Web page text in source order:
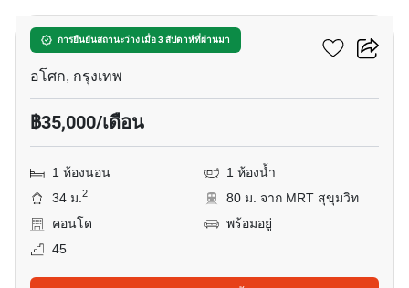
การยืนยันสถานะว่าง เมื่อ 3 สัปดาห์ที่ผ่านมา
แอชตัน อโศก
อโศก, กรุงเทพ
฿35,000/เดือน
1 ห้องนอน
1 ห้องน้ำ
34 ม.2
80 ม. จาก MRT สุขุมวิท
คอนโด
พร้อมอยู่
45